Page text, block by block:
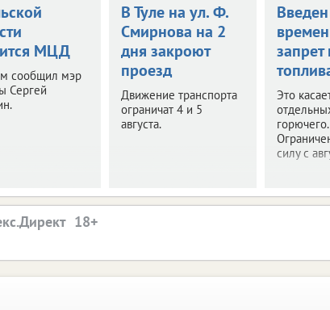
МЦД
сообщил мэр
Сергей
В Туле на ул. Ф.
Смирнова на 2
дня закроют
проезд
Движение транспорта
ограничат 4 и 5
августа.
Это
горючего.
силу с